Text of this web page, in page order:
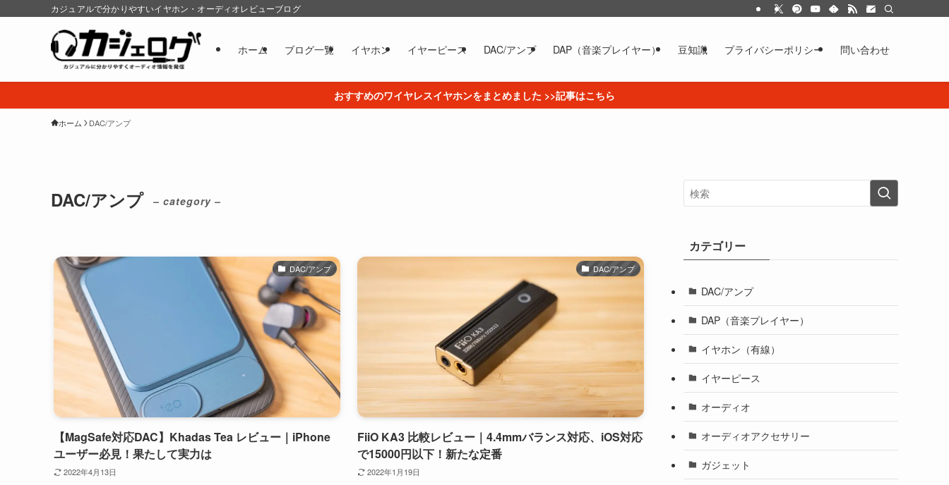
カジュアルで分かりやすいイヤホン・オーディオレビューブログ
ホーム ブログ一覧 イヤホン イヤーピース DAC/アンプ DAP（音楽プレイヤー） 豆知識 プライバシーポリシー 問い合わせ
おすすめのワイヤレスイヤホンをまとめました >>記事はこちら
ホーム DAC/アンプ
DAC/アンプ – category –
DAC/アンプ
【MagSafe対応DAC】Khadas Tea レビュー｜iPhone
ユーザー必見！果たして実力は
2022年4月13日
DAC/アンプ
FiiO KA3 比較レビュー｜4.4mmバランス対応、iOS対応
で15000円以下！新たな定番
2022年1月19日
カテゴリー
DAC/アンプ
DAP（音楽プレイヤー）
イヤホン（有線）
イヤーピース
オーディオ
オーディオアクセサリー
ガジェット